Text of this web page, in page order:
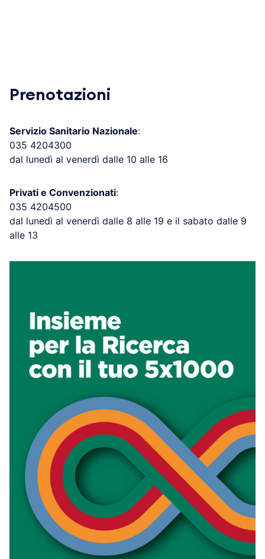
Prenotazioni
Servizio Sanitario Nazionale:
035 4204300
dal lunedì al venerdì dalle 10 alle 16
Privati e Convenzionati:
035 4204500
dal lunedì al venerdì dalle 8 alle 19 e il sabato dalle 9
alle 13